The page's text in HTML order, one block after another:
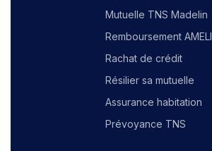
Mutuelle TNS Madelin
Remboursement AMELI
Rachat de crédit
Résilier sa mutuelle
Assurance habitation
Prévoyance TNS